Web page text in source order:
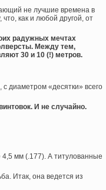
не лучшие времена в
как и любой другой, от
радужных мечтах
Между тем,
30 и 10 (!) метров.
диаметром «десятки» всего
И не случайно.
4,5 мм (.177). А титулованные
Итак, она ведется из